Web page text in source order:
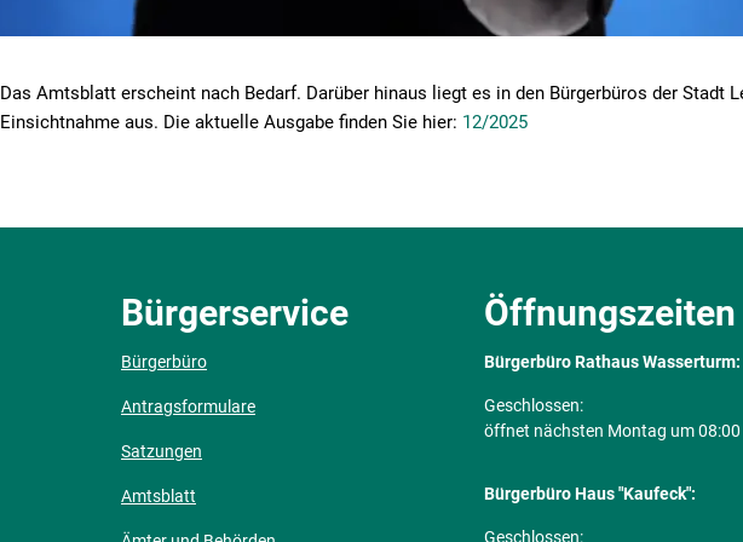
Das Amtsblatt erscheint nach Bedarf. Darüber hinaus liegt es in den Bürgerbüros der Stadt
Einsichtnahme aus. Die aktuelle Ausgabe finden Sie hier: 12/2025
Bürgerservice
Bürgerbüro
Antragsformulare
Satzungen
Amtsblatt
Öffnungszeiten
Bürgerbüro Rathaus Wasserturm:
Klicken, um weitere Öffnungs-
Geschlossen:
öffnet nächsten Montag um 08:00
Bürgerbüro Haus "Kaufeck":
Klicken, um weitere Öffnungs-
Geschlossen: